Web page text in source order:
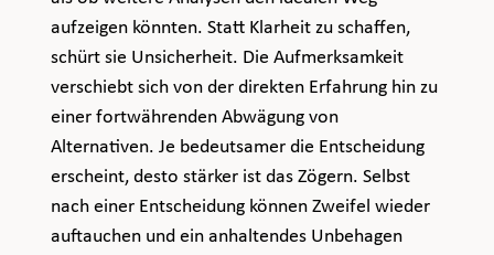
aufzeigen könnten. Statt Klarheit zu schaffen,
schürt sie Unsicherheit. Die Aufmerksamkeit
verschiebt sich von der direkten Erfahrung hin zu
einer fortwährenden Abwägung von
Alternativen. Je bedeutsamer die Entscheidung
erscheint, desto stärker ist das Zögern. Selbst
nach einer Entscheidung können Zweifel wieder
auftauchen und ein anhaltendes Unbehagen